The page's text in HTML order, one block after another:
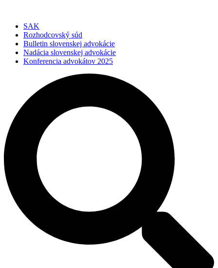
SAK
Rozhodcovský súd
Bulletin slovenskej advokácie
Nadácia slovenskej advokácie
Konferencia advokátov 2025